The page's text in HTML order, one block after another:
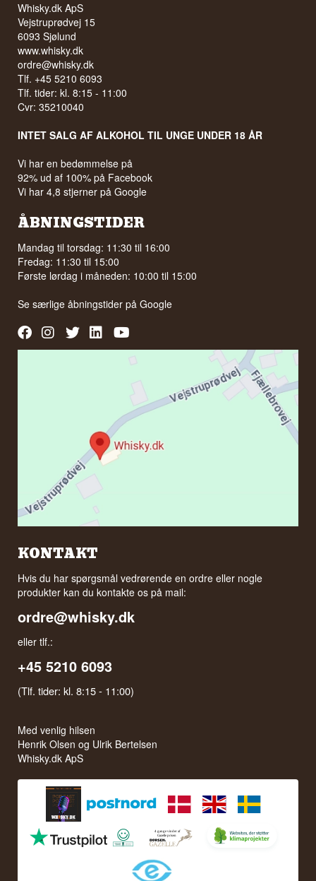
Whisky.dk ApS
Vejstruprødvej 15
6093 Sjølund
www.whisky.dk
ordre@whisky.dk
Tlf. +45 5210 6093
Tlf. tider: kl. 8:15 - 11:00
Cvr: 35210040
INTET SALG AF ALKOHOL TIL UNGE UNDER 18 ÅR
Vi har en bedømmelse på
92% ud af 100% på Facebook
Vi har 4,8 stjerner på Google
ÅBNINGSTIDER
Mandag til torsdag: 11:30 til 16:00
Fredag: 11:30 til 15:00
Første lørdag i måneden: 10:00 til 15:00
Se særlige åbningstider påGoogle
KONTAKT
Hvis du har spørgsmål vedrørende en ordre eller nogle
produkter kan du kontakte os på mail:
ordre@whisky.dk
eller tlf.:
+45 5210 6093
(Tlf. tider: kl. 8:15 - 11:00)
Med venlig hilsen
Henrik Olsen og Ulrik Bertelsen
Whisky.dk ApS